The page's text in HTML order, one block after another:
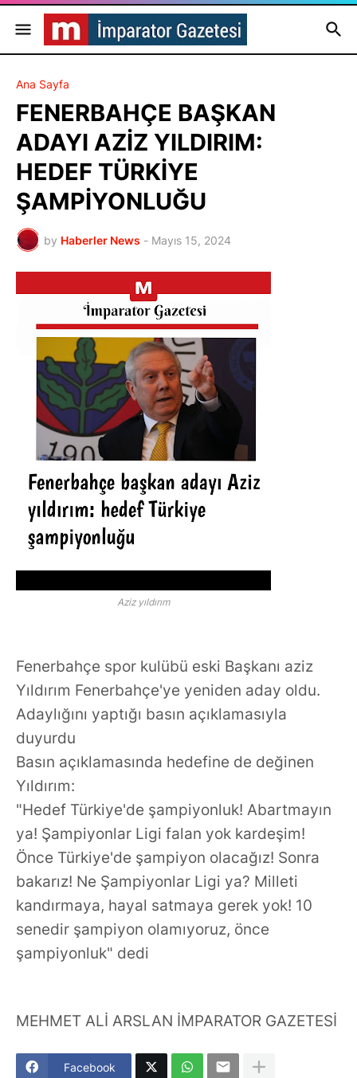
Ana Sayfa
FENERBAHÇE BAŞKAN
ADAYI AZİZ YILDIRIM:
HEDEF TÜRKİYE
ŞAMPİYONLUĞU
by Haberler News - Mayıs 15, 2024
Aziz yıldırım
Fenerbahçe spor kulübü eski Başkanı aziz
Yıldırım Fenerbahçe'ye yeniden aday oldu.
Adaylığını yaptığı basın açıklamasıyla
duyurdu
Basın açıklamasında hedefine de değinen
Yıldırım:
"Hedef Türkiye'de şampiyonluk! Abartmayın
ya! Şampiyonlar Ligi falan yok kardeşim!
Önce Türkiye'de şampiyon olacağız! Sonra
bakarız! Ne Şampiyonlar Ligi ya? Milleti
kandırmaya, hayal satmaya gerek yok! 10
senedir şampiyon olamıyoruz, önce
şampiyonluk" dedi
MEHMET ALİ ARSLAN İMPARATOR GAZETESİ
Facebook